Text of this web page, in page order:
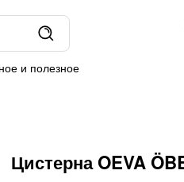
и полезное
Цистерна OEVA